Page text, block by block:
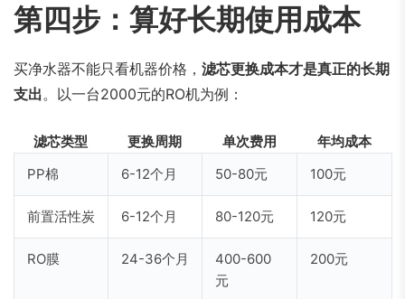
第四步：算好长期使用成本
买净水器不能只看机器价格， 滤芯更换成本才是真正的长期
支出。以一台2000元的RO机为例：
滤芯类型 更换周期 单次费用
年均成本
PP棉
6-12个月 50-80元 100元
前置活性炭 6-12个月 80-120元 120元
RO膜 24-36个月
400-600
元
200元